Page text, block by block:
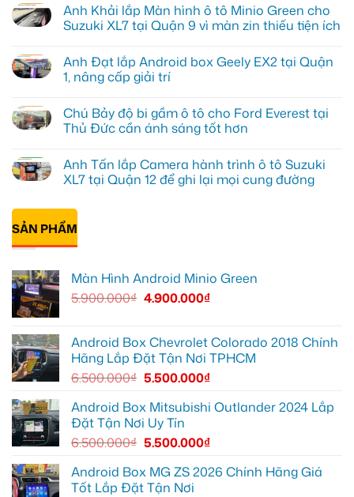
bình
luận
ở
lắp
màn
hình
cho
Honda
CR-
Quận
12
Anh Khải lắp Màn hình ô tô Minio Green cho
Suzuki XL7 tại Quận 9 vì màn zin thiếu tiện ích
bình
luận
ở
lắp
Màn
hình
Minio
Green
cho
Quận
9
vì
thiếu
ích
Anh Đạt lắp Android box Geely EX2 tại Quận
1, nâng cấp giải trí
bình
luận
ở
lắp
Android
box
Quận
1,
nâng
Chú Bảy độ bi gầm ô tô cho Ford Everest tại
Thủ Đức cần ánh sáng tốt hơn
bình
luận
ở
bi
gầm
ô
Ford
Everest
tại
ánh
sáng
tốt
Anh Tấn lắp Camera hành trình ô tô Suzuki
XL7 tại Quận 12 để ghi lại mọi cung đường
có
luận
ở
Anh
Camera
trình
XL7
tại
Quận
để
mọi
cung
đường
SẢN PHẨM
Màn Hình Android Minio Green
5.900.000₫ 4.900.000₫
Android Box Chevrolet Colorado 2018 Chính
Hãng Lắp Đặt Tận Nơi TPHCM
6.500.000₫ 5.500.000₫
Android Box Mitsubishi Outlander 2024 Lắp
Đặt Tận Nơi Uy Tín
6.500.000₫ 5.500.000₫
Android Box MG ZS 2026 Chính Hãng Giá
Tốt Lắp Đặt Tận Nơi